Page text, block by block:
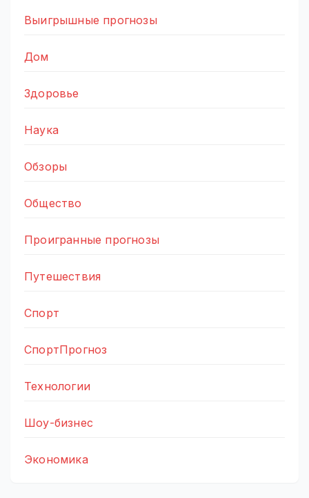
Выигрышные прогнозы
Дом
Здоровье
Наука
Обзоры
Общество
Проигранные прогнозы
Путешествия
Спорт
СпортПрогноз
Технологии
Шоу-бизнес
Экономика